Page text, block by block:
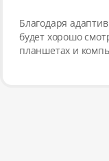
Благодаря
будет хорошо
планшетах и